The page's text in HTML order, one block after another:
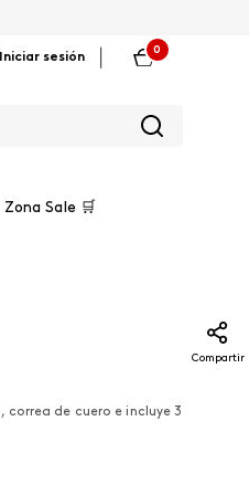
Iniciar sesión
0
Zona Sale 🛒
Compartir
de cuero e incluye 3